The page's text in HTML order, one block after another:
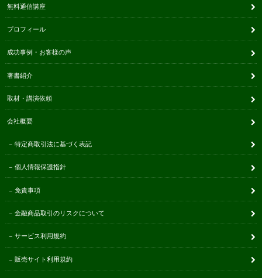
無料通信講座
プロフィール
成功事例・お客様の声
著書紹介
取材・講演依頼
会社概要
特定商取引法に基づく表記
個人情報保護指針
免責事項
金融商品取引のリスクについて
サービス利用規約
販売サイト利用規約